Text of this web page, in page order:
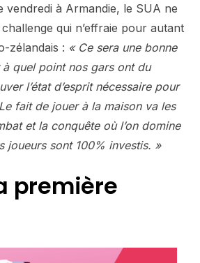
vendredi à Armandie, le SUA ne
qui n’effraie pour autant
zélandais : « Ce sera une bonne
quel point nos gars ont du
l’état d’esprit nécessaire pour
fait de jouer à la maison va les
et la conquête où l’on domine
joueurs sont 100% investis. »
première